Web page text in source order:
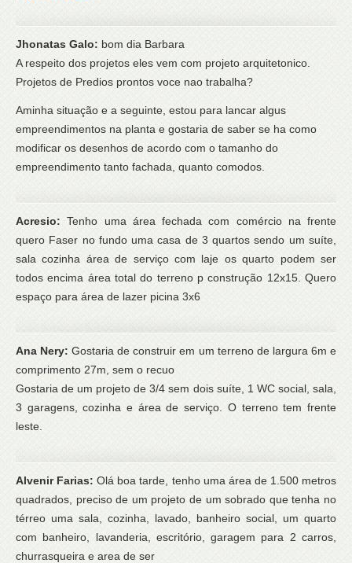
Jhonatas Galo: bom dia Barbara
A respeito dos projetos eles vem com projeto arquitetonico.
Projetos de Predios prontos voce nao trabalha?
Aminha situação e a seguinte, estou para lancar algus
empreendimentos na planta e gostaria de saber se ha como
modificar os desenhos de acordo com o tamanho do
empreendimento tanto fachada, quanto comodos.
Acresio:Tenho uma área fechada com comércio na frente
quero Faser no fundo uma casa de 3 quartos sendo um suíte,
sala cozinha área de serviço com laje os quarto podem ser
todos encima área total do terreno p construção 12x15. Quero
espaço para área de lazer picina 3x6
Ana Nery:Gostaria de construir em um terreno de largura 6m e
comprimento 27m, sem o recuo
Gostaria de um projeto de 3/4 sem dois suíte, 1 WC social, sala,
3 garagens, cozinha e área de serviço. O terreno tem frente
leste.
Alvenir Farias:Olá boa tarde, tenho uma área de 1.500 metros
quadrados, preciso de um projeto de um sobrado que tenha no
térreo uma sala, cozinha, lavado, banheiro social, um quarto
com banheiro, lavanderia, escritório, garagem para 2 carros,
churrasqueira e area de ser